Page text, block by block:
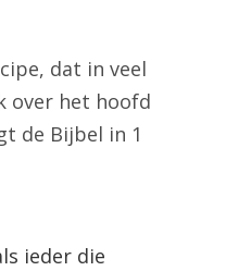
dat in veel
over het hoofd
de Bijbel in 1
ieder die